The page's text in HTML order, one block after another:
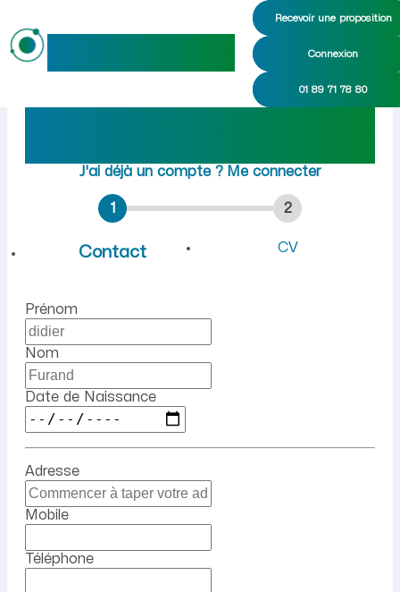
Recevoir une proposition
Connexion
01 89 71 78 80
Emploi à Chevroux (Ain) :
Rejoindre maideoà
J'ai déjà un compte ? Me connecter
1
Contact
2
CV
Prénom
Nom
Date de Naissance
Adresse
Mobile
Téléphone